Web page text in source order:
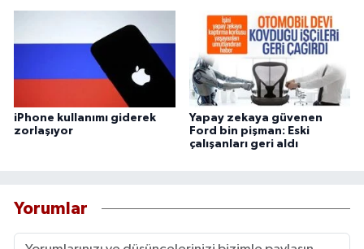
iPhone kullanımı giderek
zorlaşıyor
Yapay zekaya güvenen
Ford bin pişman: Eski
çalışanları geri aldı
Yorumlar